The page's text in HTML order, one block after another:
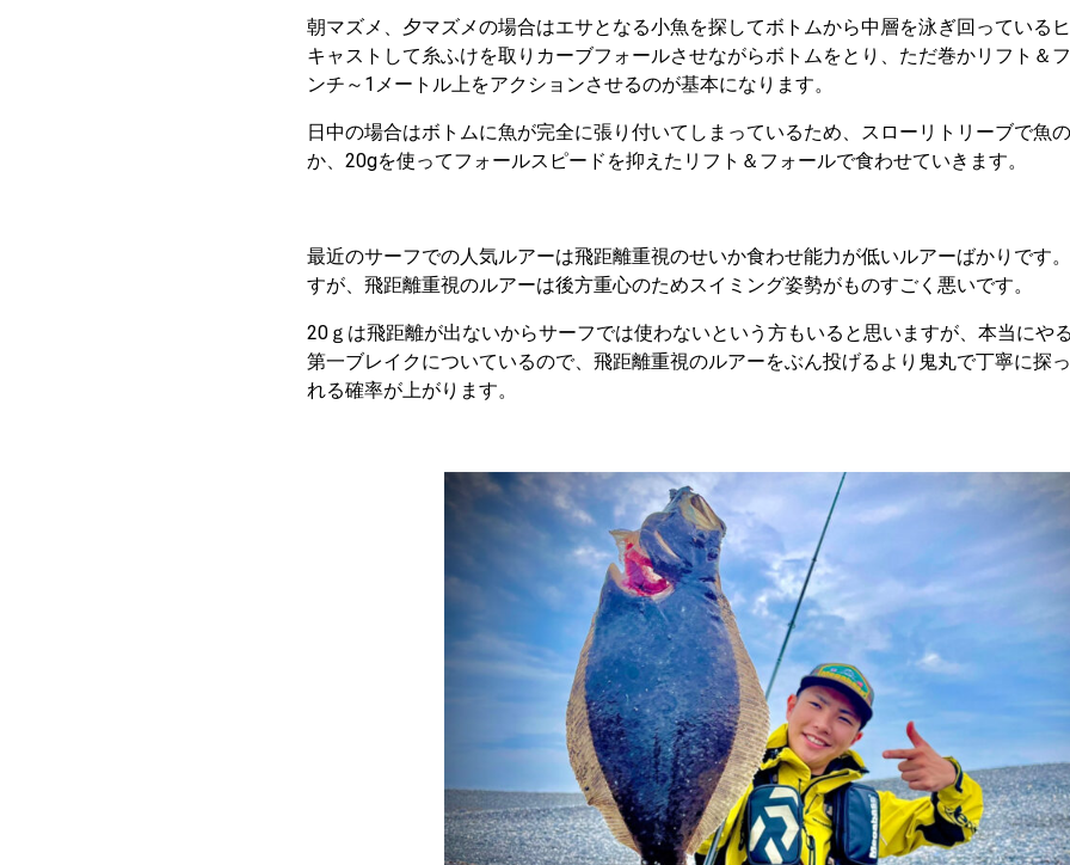
朝マズメ、夕マズメの場合はエサとなる小魚を探してボトムから中層を泳ぎ回っている
キャストして糸ふけを取りカーブフォールさせながらボトムをとり、ただ巻かリフト＆
ンチ～1メートル上をアクションさせるのが基本になります。
日中の場合はボトムに魚が完全に張り付いてしまっているため、スローリトリーブで魚
か、20gを使ってフォールスピードを抑えたリフト＆フォールで食わせていきます。
最近のサーフでの人気ルアーは飛距離重視のせいか食わせ能力が低いルアーばかりです
すが、飛距離重視のルアーは後方重心のためスイミング姿勢がものすごく悪いです。
20ｇは飛距離が出ないからサーフでは使わないという方もいると思いますが、本当にや
第一ブレイクについているので、飛距離重視のルアーをぶん投げるより鬼丸で丁寧に探
れる確率が上がります。